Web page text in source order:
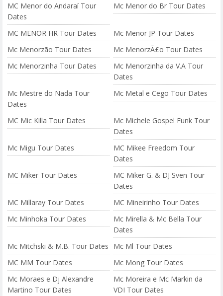
MC Menor do Andaraí Tour
Dates
Mc Menor do Br Tour Dates
MC MENOR HR Tour Dates
Mc Menor JP Tour Dates
Mc Menorzão Tour Dates
Mc MenorzÃ£o Tour Dates
Mc Menorzinha Tour Dates
Mc Menorzinha da V.A Tour
Dates
Mc Mestre do Nada Tour
Dates
Mc Metal e Cego Tour Dates
MC Mic Killa Tour Dates
Mc Michele Gospel Funk Tour
Dates
Mc Migu Tour Dates
MC Mikee Freedom Tour
Dates
MC Miker Tour Dates
MC Miker G. & DJ Sven Tour
Dates
MC Millaray Tour Dates
MC Mineirinho Tour Dates
Mc Minhoka Tour Dates
Mc Mirella & Mc Bella Tour
Dates
Mc Mitchski & M.B. Tour Dates
Mc Ml Tour Dates
MC MM Tour Dates
Mc Mong Tour Dates
Mc Moraes e Dj Alexandre
Martino Tour Dates
Mc Moreira e Mc Markin da
VDI Tour Dates